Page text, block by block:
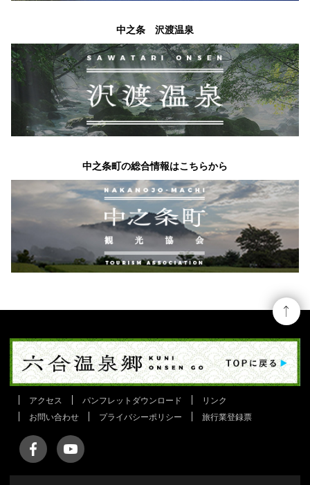
中之条 沢渡温泉
中之条町の総合情報はこちらから
アクセス パンフレットダウンロード
リンク
お問い合わせ
プライバシーポリシー 旅行業登録票